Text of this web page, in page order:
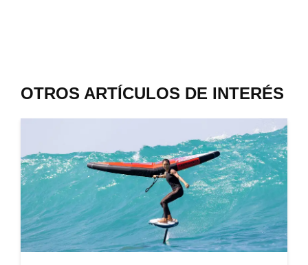
OTROS ARTÍCULOS DE INTERÉS